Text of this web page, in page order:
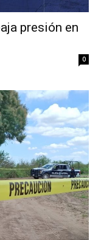
presión en
0